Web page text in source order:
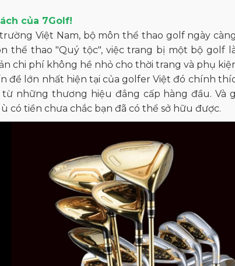
của 7Golf!
Việt Nam, bộ môn thể thao golf ngày
thể thao "Quý tộc", việc trang bị một bộ golf
chi phí không hề nhỏ cho thời trang và phụ
đề lớn nhất hiện tại của golfer Việt đó chính
những thương hiệu đẳng cấp hàng đầu. Và
có tiền chưa chắc bạn đã có thể sở hữu được.